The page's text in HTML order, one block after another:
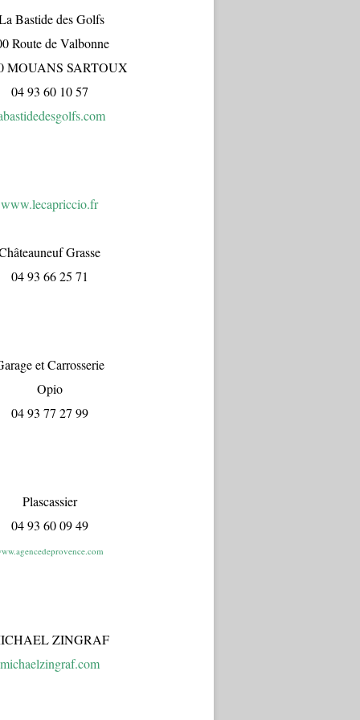
Bastide des Golfs
Route de Valbonne
MOUANS SARTOUX
04 93 60 10 57
www.lecapriccio.fr
Grasse
04 93 66 25 71
et Carrosserie
Opio
04 93 77 27 99
Plascassier
04 93 60 09 49
ZINGRAF
michaelzingraf.com